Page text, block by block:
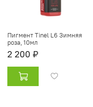
Пигмент Tinel L6 Зимняя
роза, 10мл
2 200 ₽